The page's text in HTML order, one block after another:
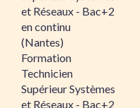
et Réseaux - Bac+2
en continu
(Nantes)
Formation
Technicien
Supérieur Systèmes
et Réseaux - Bac+2